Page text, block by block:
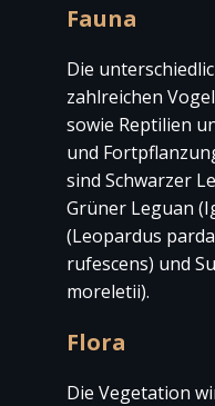
Fauna
Die
zahlreichen
sowie Reptilien
und
sind Schwarzer
Grüner Leguan
(Leopardus
rufescens) und
moreletii).
Flora
Die Vegetation